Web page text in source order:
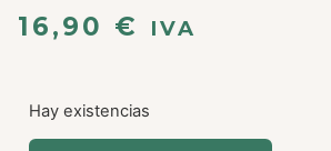
16,90 € IVA
Hay existencias